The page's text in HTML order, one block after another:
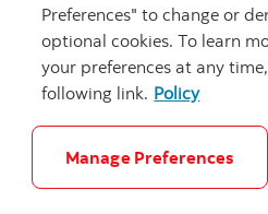
Cet article a été publié pour la
of Influence et est republié
Related publications
La puissance d’un OUI :
Preferences" to change or
optional cookies. To learn
your preferences at any
following link. Policy
Manage Preferences